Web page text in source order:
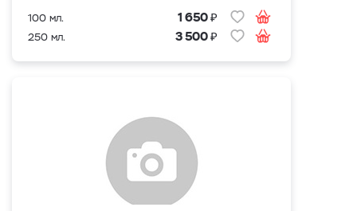
100 мл. 1 650₽
250 мл. 3 500₽